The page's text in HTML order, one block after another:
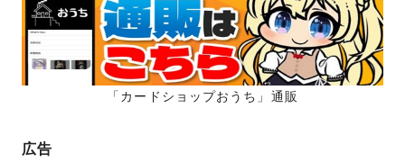
ジ
送
り
「カードショップおうち」通販
広告